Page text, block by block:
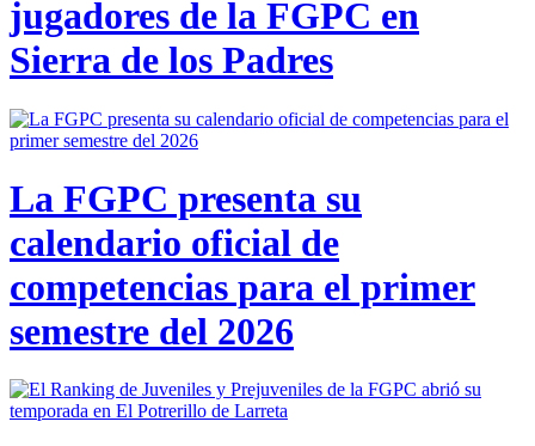
jugadores de la FGPC en
Sierra de los Padres
La FGPC presenta su
calendario oficial de
competencias para el primer
semestre del 2026